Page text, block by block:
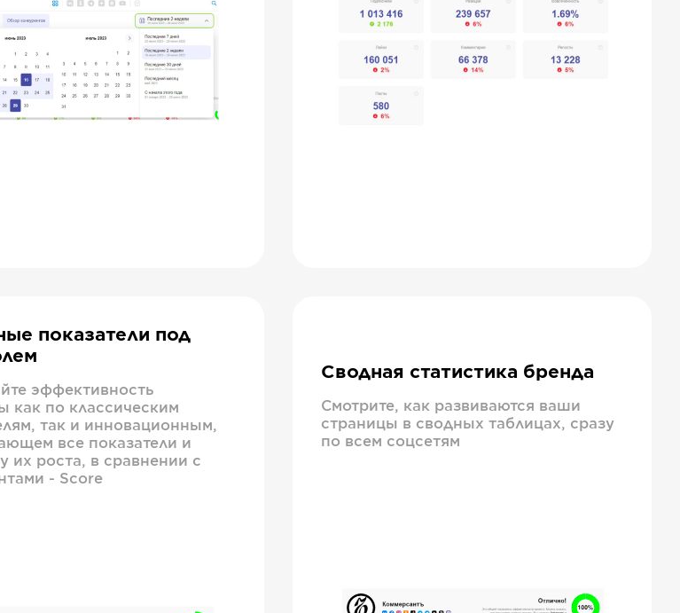
показатели под
эффективность
как по классическим
так и инновационным,
все показатели и
их роста, в сравнении с
- Score
Сводная статистика бренда
Смотрите, как развиваются ваши
страницы в сводных таблицах, сразу
по всем соцсетям